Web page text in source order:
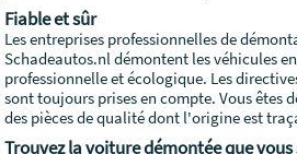
Fiable et sûr
Les entreprises professionnelles de
Schadeautos.nl démontent les véhicules
professionnelle et écologique. Les
sont toujours prises en compte. Vous êtes
des pièces de qualité dont l'origine est
Trouvez la voiture démontée que